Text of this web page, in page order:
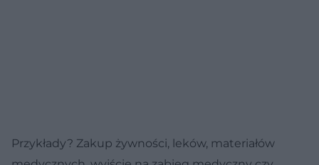
Przykłady? Zakup żywności, leków, materiałów